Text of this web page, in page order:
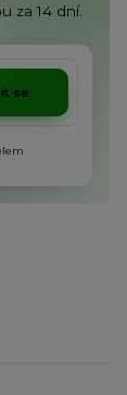
za 14 dní.
se